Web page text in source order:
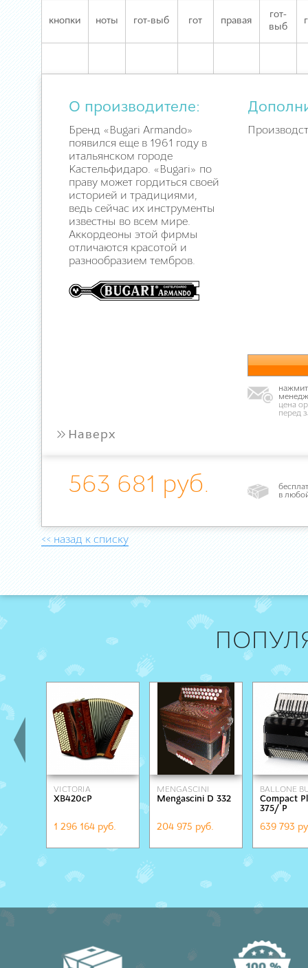
кнопки ноты гот-выб гот правая
гот-
выб
О производителе:
Бренд «Bugari Armando»
появился еще в 1961 году в
итальянском городе
Кастельфидаро. «Bugari» по
праву может гордиться своей
историей и традициями,
ведь сейчас их инструменты
известны во всем мире.
Аккордеоны этой фирмы
отличаются красотой и
разнообразием тембров.
цена
перед
» Наверх
563 681 руб.
в
<< назад к списку
VICTORIA
XB420cP
1 296 164 руб.
MENGASCINI
Mengascini D 332
204 975 руб.
BALLONE
Compact
375/ Р
639 793